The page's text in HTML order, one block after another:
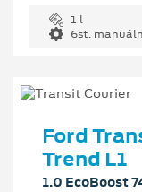
1 l
6st.
Ford
Trend L1
1.0 EcoBoost